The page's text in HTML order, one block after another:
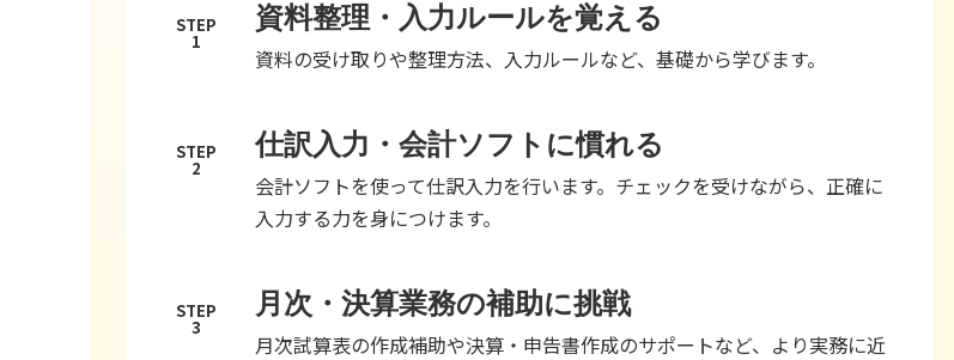
STEP
1
資料整理・入力ルールを覚える
資料の受け取りや整理方法、入力ルールなど、基礎から学びます。
STEP
2
仕訳入力・会計ソフトに慣れる
会計ソフトを使って仕訳入力を行います。チェックを受けながら、正確に
入力する力を身につけます。
STEP
3
月次・決算業務の補助に挑戦
月次試算表の作成補助や決算・申告書作成のサポートなど、より実務に近